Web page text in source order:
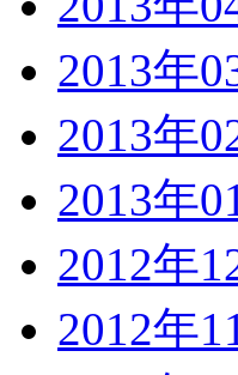
2013年
2013年
2013年
2012年
2012年